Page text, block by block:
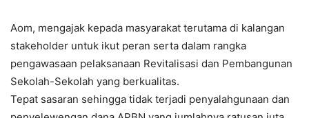
Aom, mengajak kepada masyarakat terutama di kalangan
stakeholder untuk ikut peran serta dalam rangka
pengawasaan pelaksanaan Revitalisasi dan Pembangunan
Sekolah-Sekolah yang berkualitas.
Tepat sasaran sehingga tidak terjadi penyalahgunaan dan